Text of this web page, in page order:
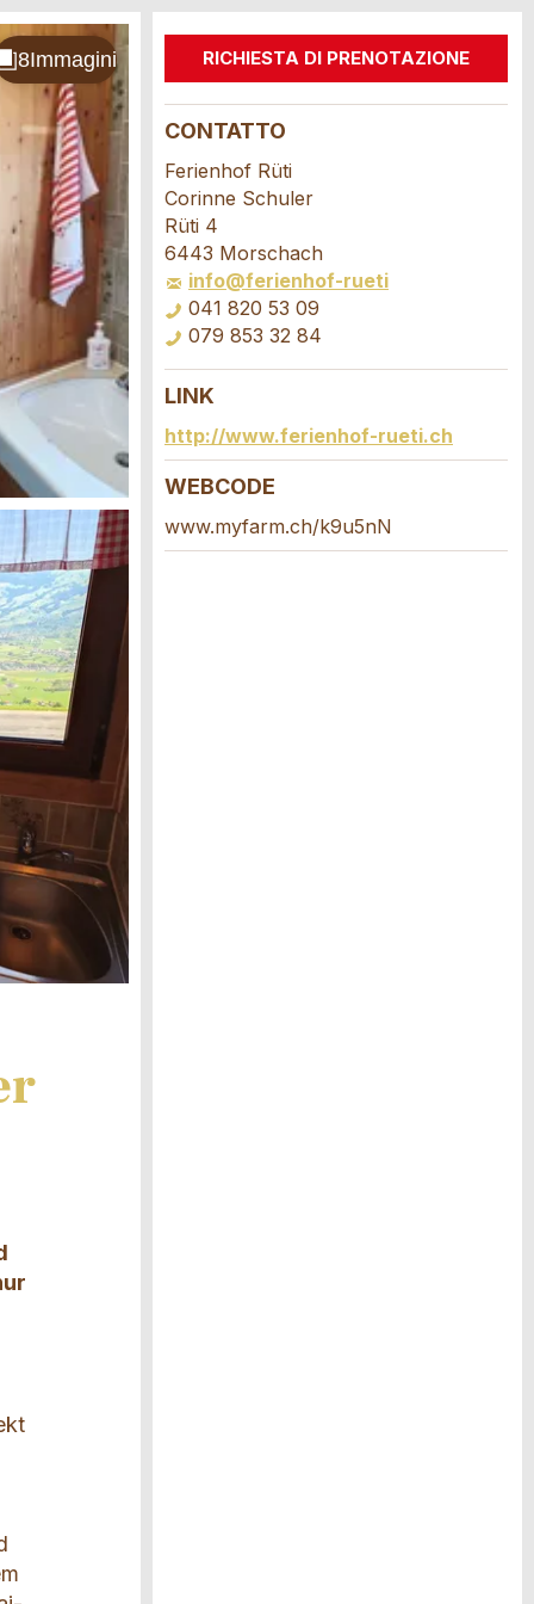
RICHIESTA DI PRENOTAZIONE
CONTATTO
Ferienhof Rüti
Corinne Schuler
Rüti 4
6443 Morschach
info@ferienhof-rueti
041 820 53 09
079 853 32 84
LINK
http://www.ferienhof-rueti.ch
WEBCODE
www.myfarm.ch/k9u5nN